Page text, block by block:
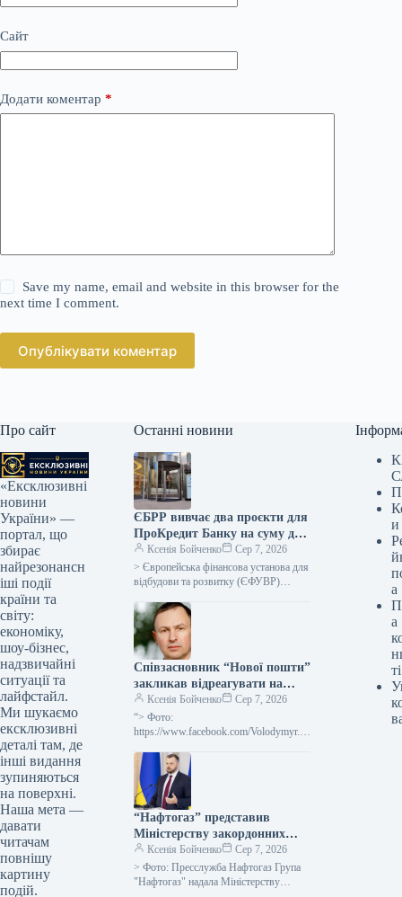
Сайт
Додати коментар *
Save my name, email and website in this browser for the
next time I comment.
Опублікувати коментар
Про сайт
«Ексклюзивні
новини
України» —
портал, що
збирає
найрезонансн
іші події
країни та
світу:
економіку,
шоу-бізнес,
надзвичайні
ситуації та
лайфстайл.
Ми шукаємо
ексклюзивні
деталі там, де
інші видання
зупиняються
на поверхні.
Наша мета —
давати
читачам
повнішу
картину
подій.
Останні новини
ЄБРР вивчає два проєкти для
ПроКредит Банку на суму до
330 мільйонів євро.
Ксенія Бойченко
Сер 7, 2026
> Європейська фінансова установа для
відбудови та розвитку (ЄФУВР)
ПроКредит Банку (Київ) сукупною
вартістю до 330…
Співзасновник “Нової пошти”
закликав відреагувати на
ворожі обстріли
підприємництва дерегуляцією
та податковими паузами
Ксенія Бойченко
Сер 7, 2026
“> Фото:
https://www.facebook.com/Volodymyr.P
зростанням кількості російських ударів
по ньому, потребує послаблення
регулювання, зокрема
“Нафтогаз” представив
Міністерству закордонних
справ список ключових
міжнародних проєктів, які
мають першочергове
Ксенія Бойченко
Сер 7, 2026
> Фото: Пресслужба Нафтогаз Група
"Нафтогаз" надала Міністерству
и
а
а
ті